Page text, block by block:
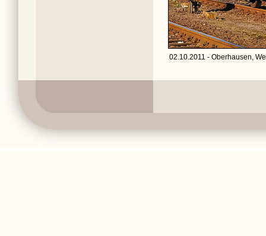
02.10.2011 - Oberhausen,